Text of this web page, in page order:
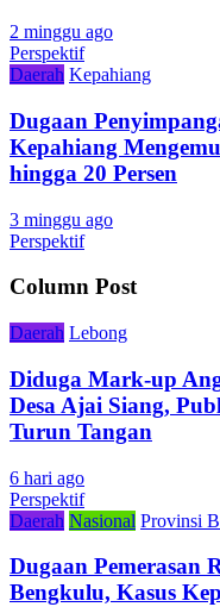
2 minggu ago
Perspektif
Daerah Kepahiang
Dugaan
Kepahiang
hingga 20 Persen
3 minggu ago
Perspektif
Column Post
Daerah Lebong
Diduga Mark-up
Desa Ajai Siang,
Turun Tangan
6 hari ago
Perspektif
Daerah Nasional Provinsi
Dugaan Pemerasan
Bengkulu, Kasus